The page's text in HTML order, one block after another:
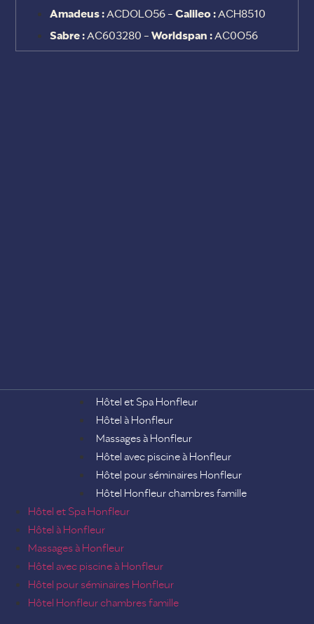
Amadeus :ACDOLO56 -Galileo :ACH8510
Sabre :AC603280 -Worldspan :AC0O56
Hôtel et Spa Honfleur
Hôtel à Honfleur
Massages à Honfleur
Hôtel avec piscine à Honfleur
Hôtel pour séminaires Honfleur
Hôtel Honfleur chambres famille
Hôtel et Spa Honfleur
Hôtel à Honfleur
Massages à Honfleur
Hôtel avec piscine à Honfleur
Hôtel pour séminaires Honfleur
Hôtel Honfleur chambres famille